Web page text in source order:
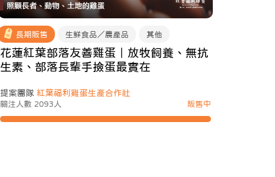
長期販售 生鮮食品／農產品 其他
花蓮紅葉部落友善雞蛋｜放牧飼養、無抗
生素、部落長輩手撿蛋最實在
提案團隊 紅葉福利雞蛋生產合作社
關注人數 2093人 販售中